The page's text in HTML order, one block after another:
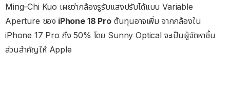
Ming-Chi Kuo เผยว่ากล้องรูรับแสงปรับได้แบบ Variable
Aperture ของ iPhone 18 Proต้นทุนอาจเพิ่ม จากกล้องใน
iPhone 17 Pro ถึง 50% โดย Sunny Optical จะเป็นผู้จัดหาชิ้น
ส่วนสำคัญให้ Apple